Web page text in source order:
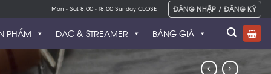
Mon - Sat 8.00 - 18.00 Sunday CLOSE ĐĂNG NHẬP / ĐĂNG KÝ
PHẨM BẢNG GIÁ
DAC & STREAMER